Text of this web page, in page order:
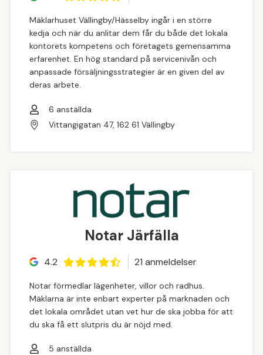
Mäklarhuset Vällingby/Hässelby ingår i en större
kedja och när du anlitar dem får du både det lokala
kontorets kompetens och företagets gemensamma
erfarenhet. En hög standard på servicenivån och
anpassade försäljningsstrategier är en given del av
deras arbete.
6 anställda
Vittangigatan 47, 162 61 Vällingby
Notar Järfälla
4.2 21 anmeldelser
Notar förmedlar lägenheter, villor och radhus.
Mäklarna är inte enbart experter på marknaden och
det lokala området utan vet hur de ska jobba för att
du ska få ett slutpris du är nöjd med.
5 anställda